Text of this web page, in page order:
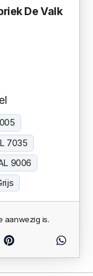
De Valk
7035
9006
aanwezig is.